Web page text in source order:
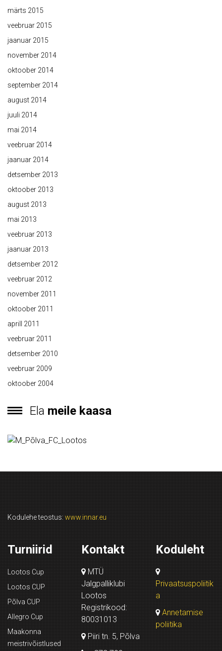
märts 2015
veebruar 2015
jaanuar 2015
november 2014
oktoober 2014
september 2014
august 2014
juuli 2014
mai 2014
veebruar 2014
jaanuar 2014
detsember 2013
oktoober 2013
august 2013
mai 2013
veebruar 2013
jaanuar 2013
detsember 2012
veebruar 2012
november 2011
oktoober 2011
aprill 2011
veebruar 2011
detsember 2010
veebruar 2009
oktoober 2004
Ela meile kaasa
Kodulehe teostus: www.innar.eu
Turniirid
Lootos Cup
Lootos CUP
Põlva CUP
Allegro Cup
Maakonna
meistrivõistlused
Kontakt
MTÜ
Jalgpalliklubi
Lootos
Registrikood:
80031013
Piiri tn. 5, Põlva
Koduleht
Privaatsuspoliitik
a
Annetamise
poliitika